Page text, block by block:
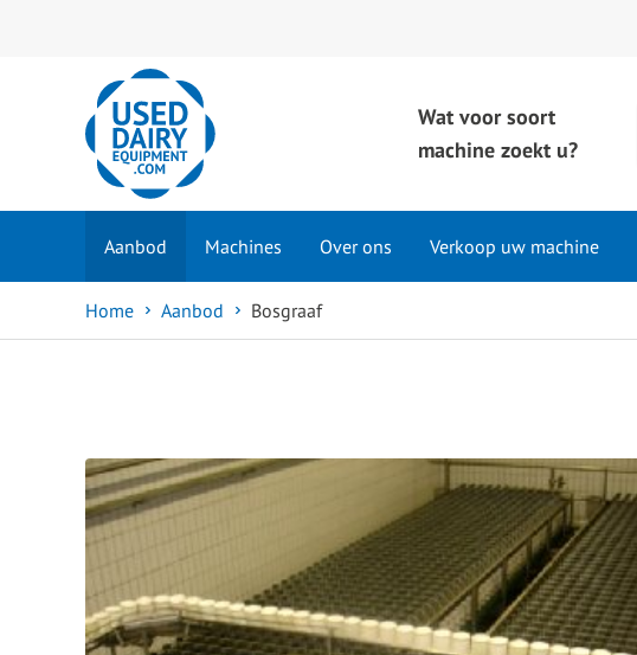
Wat voor soort
machine zoekt u?
Aanbod Machines Over ons Verkoop uw machine
Home Aanbod Bosgraaf